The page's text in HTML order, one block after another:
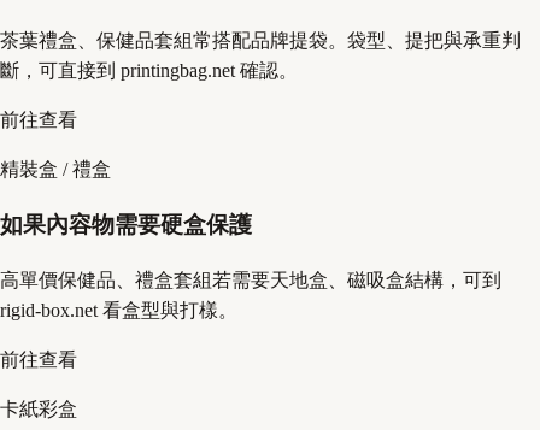
茶葉禮盒、保健品套組常搭配品牌提袋。袋型、提把與承重判
斷，可直接到 printingbag.net 確認。
前往查看
精裝盒 / 禮盒
如果內容物需要硬盒保護
高單價保健品、禮盒套組若需要天地盒、磁吸盒結構，可到
rigid-box.net 看盒型與打樣。
前往查看
卡紙彩盒